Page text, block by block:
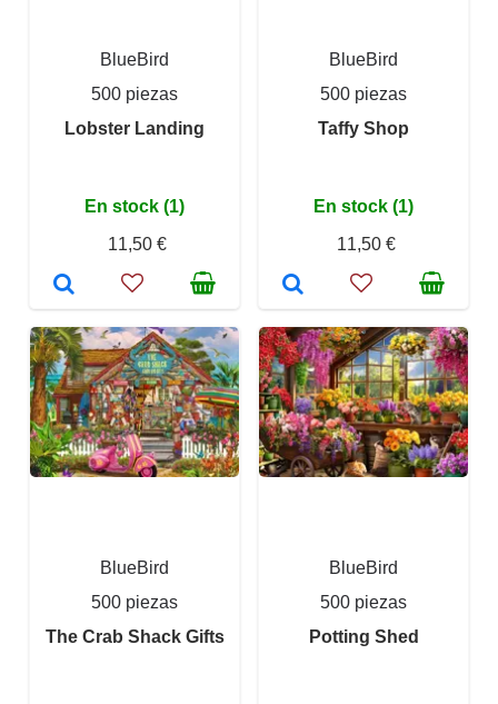
BlueBird
500 piezas
Lobster Landing
En stock (1)
11,50 €
BlueBird
500 piezas
Taffy Shop
En stock (1)
11,50 €
BlueBird
500 piezas
The Crab Shack Gifts
BlueBird
500 piezas
Potting Shed